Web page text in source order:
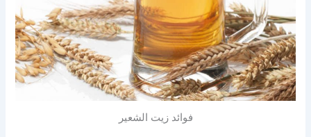
فوائد زيت الشعير